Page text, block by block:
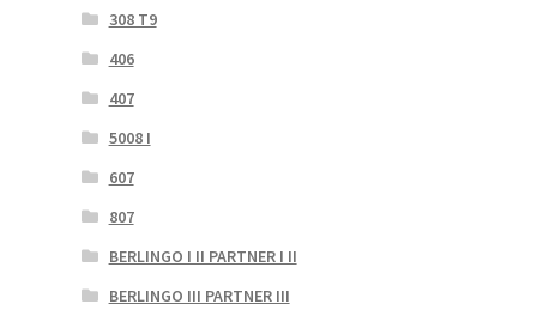
308 T9
406
407
5008 I
607
807
BERLINGO I II PARTNER I II
BERLINGO III PARTNER III